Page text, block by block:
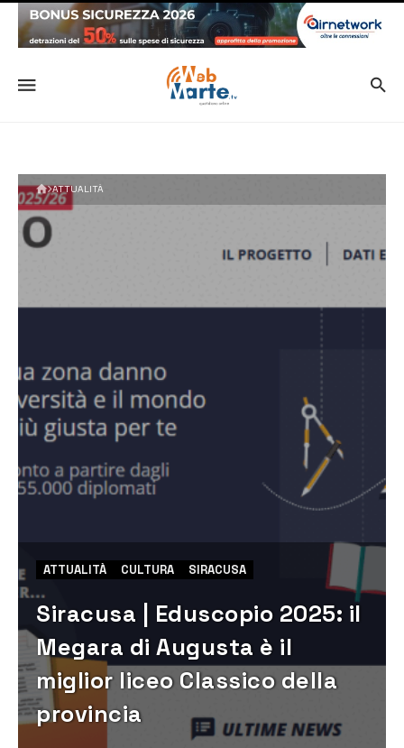
ATTUALITÀ
ATTUALITÀ CULTURA SIRACUSA
Siracusa | Eduscopio 2025: il
Megara di Augusta è il
miglior liceo Classico della
provincia